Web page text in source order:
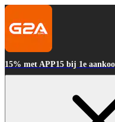
15% met APP15 bij 1e